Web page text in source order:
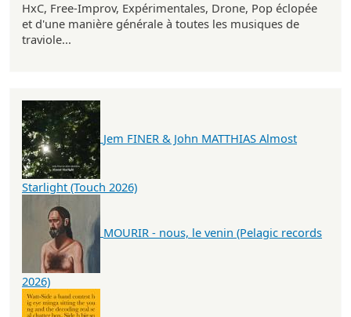
HxC, Free-Improv, Expérimentales, Drone, Pop éclopée
et d'une manière générale à toutes les musiques de
traviole...
Jem FINER & John MATTHIAS Almost
Starlight (Touch 2026)
MOURIR - nous, le venin (Pelagic records
2026)